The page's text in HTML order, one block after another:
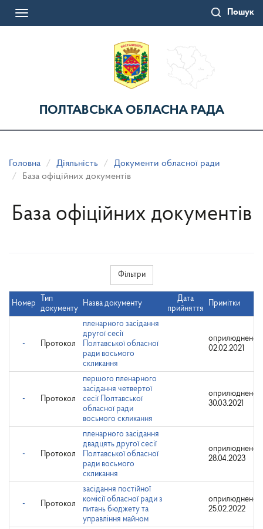
Пошук
Toggle
ПОЛТАВСЬКА ОБЛАСНА РАДА
Головна Діяльність
Документи обласної ради
База офіційних документів
База офіційних документів
Фільтри
Номер
Тип
документу
Назва документу
Дата
прийняття
Примітки
- Протокол
пленарного засідання
другої сесії
Полтавської обласної
ради восьмого
скликання
оприлюднено:
02.02.2021
- Протокол
першого пленарного
засідання четвертої
сесії Полтавської
обласної ради
восьмого скликання
оприлюднено:
30.03.2021
- Протокол
пленарного засідання
двадцять другої сесії
Полтавської обласної
ради восьмого
скликання
оприлюднено:
28.04.2023
- Протокол
засідання постійної
комісії обласної ради з
питань бюджету та
управління майном
оприлюднено:
25.02.2022